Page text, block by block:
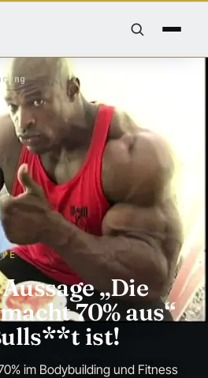
„Die
70% aus“
ist!
im Bodybuilding und Fitness